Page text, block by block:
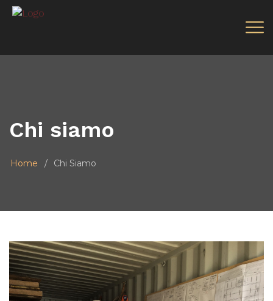
Chi siamo
Home Chi Siamo